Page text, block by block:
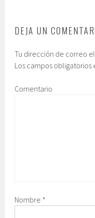
DEJA UN
Tu dirección de correo
Los campos obligatorios
Comentario
Nombre *